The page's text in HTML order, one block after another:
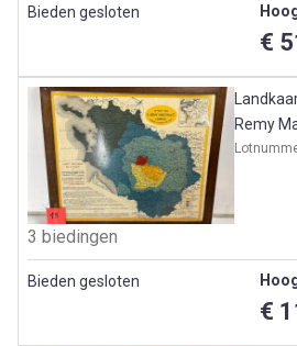
Bieden gesloten
€
Remy
3 biedingen
Bieden gesloten
€